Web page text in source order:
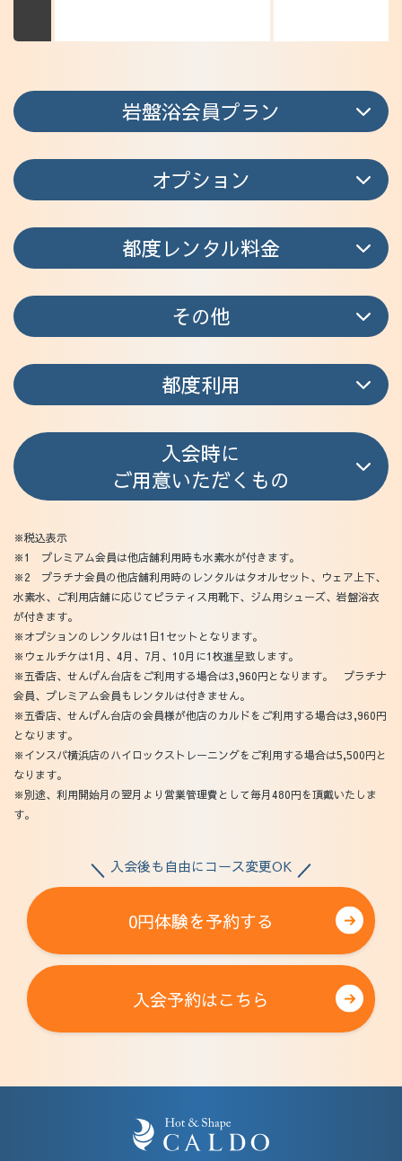
岩盤浴会員プラン
オプション
都度レンタル料金
その他
都度利用
入会時に
ご用意いただくもの
※税込表示
※1 プレミアム会員は他店舗利用時も水素水が付きます。
※2 プラチナ会員の他店舗利用時のレンタルはタオルセット、ウェア上下、
水素水、ご利用店舗に応じてピラティス用靴下、ジム用シューズ、岩盤浴衣
が付きます。
※オプションのレンタルは1日1セットとなります。
※ウェルチケは1月、4月、7月、10月に1枚進呈致します。
※五香店、せんげん台店をご利用する場合は3,960円となります。 プラチナ
会員、プレミアム会員もレンタルは付きません。
※五香店、せんげん台店の会員様が他店のカルドをご利用する場合は3,960円
となります。
※インスパ横浜店のハイロックストレーニングをご利用する場合は5,500円と
なります。
※別途、利用開始月の翌月より営業管理費として毎月480円を頂戴いたしま
す。
入会後も自由にコース変更OK
0円体験を予約する
入会予約はこちら